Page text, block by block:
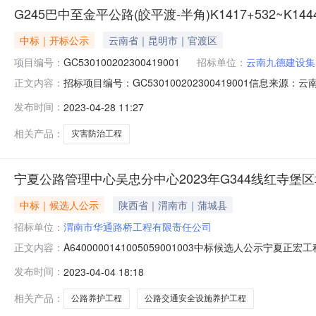
G245巴中至金平公路(皎平渡-半角
中标｜开标公示
云南省｜昆明市｜官渡区
项目编号： GC530100202300419001 招标单位： 云南九德建设
正文内容： 招标项目编号：GC530100202300419001信息来源：云
投标保证金额投标文件递交时间1云南九德建设集团有限
发布时间： 2023-04-28 11:27
相关产品：
灾害防治工程
宁夏公路管理中心吴忠分中心2023年G344线红寺堡
中标｜候选人公示
陕西省｜渭南市｜蒲城县
招标单位： 渭南市华通路桥工程有限责任公司
正文内容： A6400000141005059001003中标候选人公示宁夏正宏
2023-04-0403:58:21完成评标工作，经评标委员会对所
发布时间： 2023-04-04 18:18
相关产品：
公路养护工程 公路交通安全设施养护工程